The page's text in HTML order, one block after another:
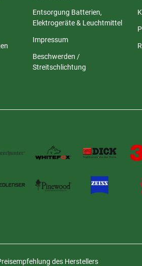
Entsorgung Batterien,
Elektrogeräte & Leuchtmittel
Impressum
Beschwerden /
Streitschlichtung
des Herstellers